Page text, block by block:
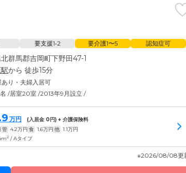
要支援1•2 要介護1〜5 認知症可
群馬郡吉岡町下野田47-1
から 徒歩15分
り・夫婦入居可
/居室20室 /2013年9月設立 /
万円 (入居金 0円) + 介護保険料
管 4.2万円 食 1.6万円 他 1.1万円
2 / Aタイプ
※2026/08/08更